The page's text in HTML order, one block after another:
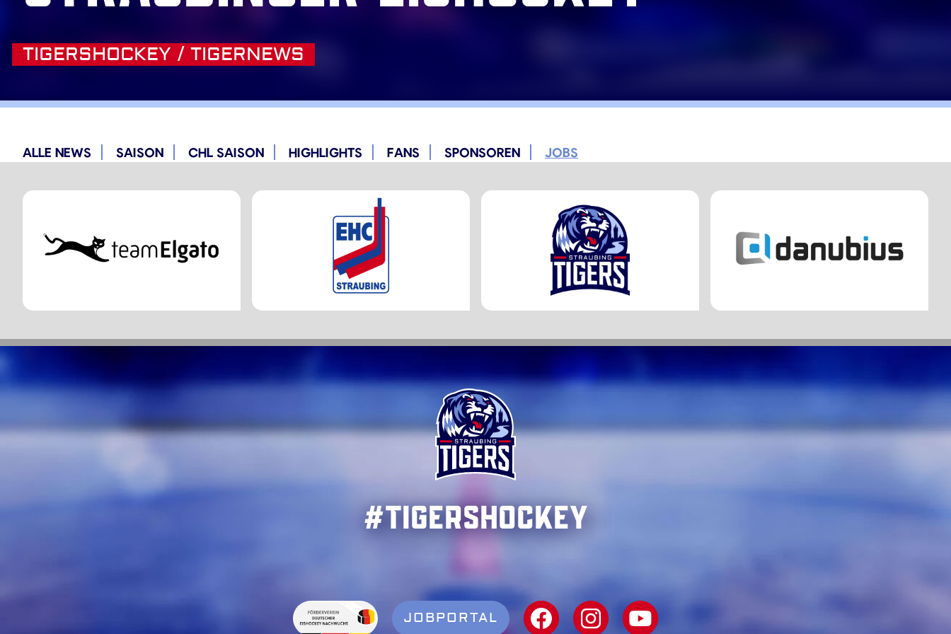
TIGERSHOCKEY / TIGERNEWS
ALLE NEWS SAISON CHL SAISON HIGHLIGHTS FANS SPONSOREN JOBS
#TigersHockey
JOBPORTAL